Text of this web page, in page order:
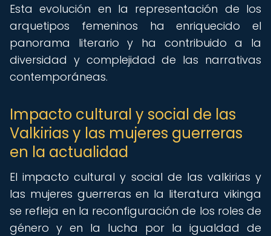
Esta evolución en la representación de los
arquetipos femeninos ha enriquecido el
panorama literario y ha contribuido a la
diversidad y complejidad de las narrativas
contemporáneas.
Impacto cultural y social de las
Valkirias y las mujeres guerreras
en la actualidad
El impacto cultural y social de las valkirias y
las mujeres guerreras en la literatura vikinga
se refleja en la reconfiguración de los roles de
género y en la lucha por la igualdad de